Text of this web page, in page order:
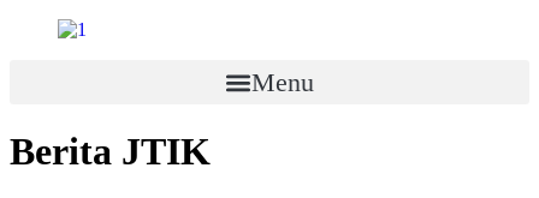
Menu
Berita JTIK